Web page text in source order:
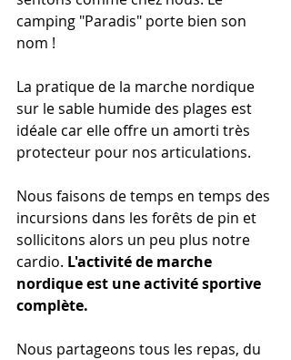
camping "Paradis" porte bien son
nom !
La pratique de la marche nordique
sur le sable humide des plages est
idéale car elle offre un amorti très
protecteur pour nos articulations.
Nous faisons de temps en temps des
incursions dans les forêts de pin et
sollicitons alors un peu plus notre
cardio. L'activité de marche
nordique est une activité sportive
complète.
Nous partageons tous les repas, du